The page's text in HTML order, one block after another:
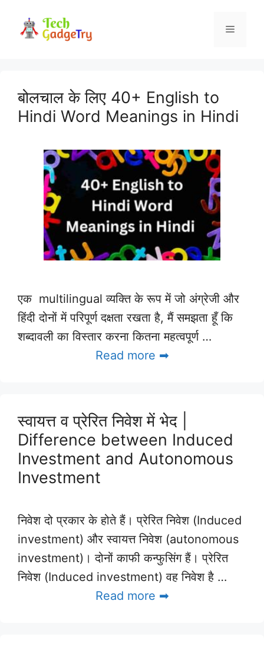
Menu
बोलचाल के लिए 40+ English to
Hindi Word Meanings in Hindi
एक multilingual व्यक्ति के रूप में जो अंग्रेजी और
हिंदी दोनों में परिपूर्ण दक्षता रखता है, मैं समझता हूँ कि
शब्दावली का विस्तार करना कितना महत्वपूर्ण …
Read more ➡
स्वायत्त व प्रेरित निवेश में भेद |
Difference between Induced
Investment and Autonomous
Investment
निवेश दो प्रकार के होते हैं। प्रेरित निवेश (Induced
investment) और स्वायत्त निवेश (autonomous
investment)। दोनों काफी कन्फुसिंग हैं। प्रेरित
निवेश (Induced investment) वह निवेश है …
Read more ➡